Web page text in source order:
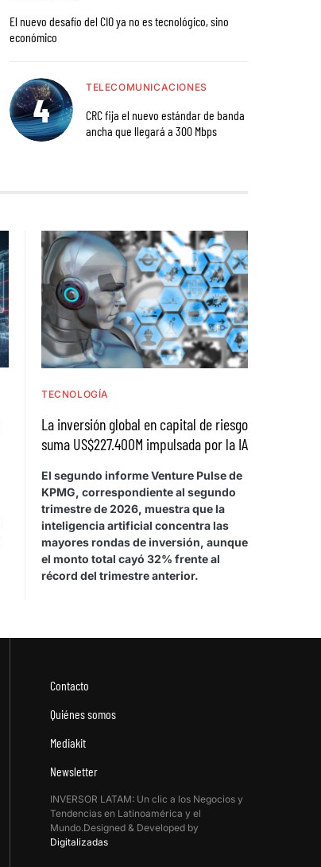
El nuevo desafío del CIO ya no es tecnológico, sino
económico
TELECOMUNICACIONES
CRC fija el nuevo estándar de banda
ancha que llegará a 300 Mbps
TECNOLOGÍA
La inversión global en capital de riesgo
suma US$227.400M impulsada por la IA
El segundo informe Venture Pulse de
KPMG, correspondiente al segundo
trimestre de 2026, muestra que la
inteligencia artificial concentra las
mayores rondas de inversión, aunque
el monto total cayó 32% frente al
récord del trimestre anterior.
Contacto
Quiénes somos
Mediakit
Newsletter
INVERSOR LATAM: Un clic a los Negocios y
Tendencias en Latinoamérica y el
Mundo.Designed & Developed by
Digitalizadas